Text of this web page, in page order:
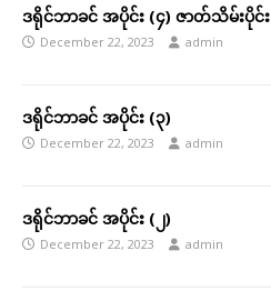
ဒရိုင်ဘာခင် အပိုင်း (၄) ဇာတ်သိမ်းပိုင်း
December 22, 2023 admin
ဒရိုင်ဘာခင် အပိုင်း (၃)
December 22, 2023 admin
ဒရိုင်ဘာခင် အပိုင်း (၂)
December 22, 2023 admin